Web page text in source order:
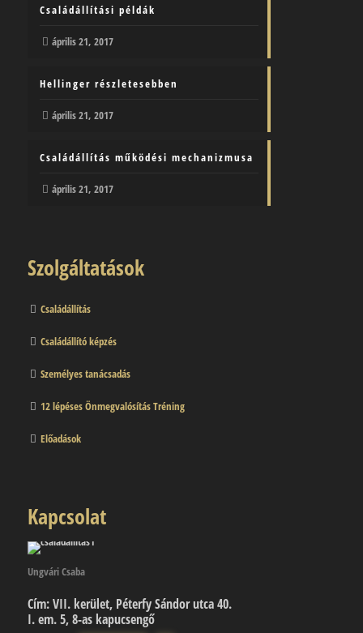
Családállítási példák
április 21, 2017
Hellinger részletesebben
április 21, 2017
Családállítás működési mechanizmusa
április 21, 2017
Szolgáltatások
Családállítás
Családállító képzés
Személyes tanácsadás
12 lépéses Önmegvalósítás Tréning
Előadások
Kapcsolat
Ungvári Csaba
Cím:VII. kerület, Péterfy Sándor utca 40.
I. em. 5, 8-as kapucsengő